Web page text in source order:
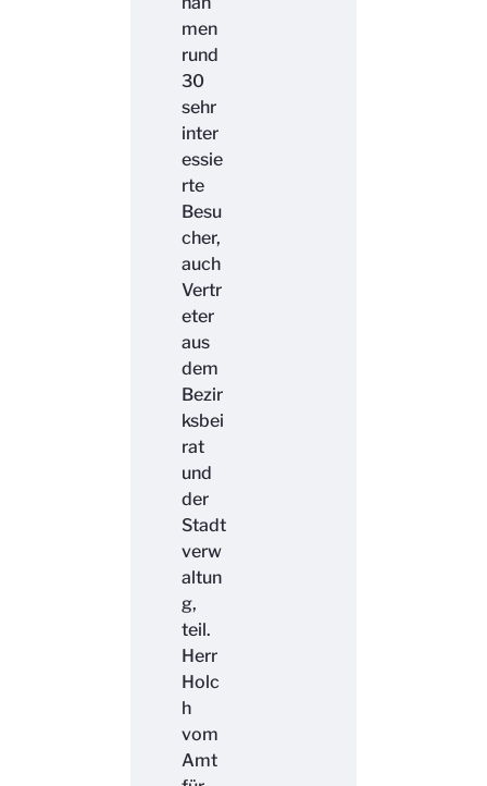
men
rund
30
sehr
inter
essie
rte
Besu
cher,
auch
Vertr
eter
aus
dem
Bezir
ksbei
rat
und
der
Stadt
verw
altun
g,
teil.
Herr
Holc
h
vom
Amt